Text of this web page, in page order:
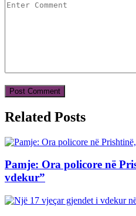
Related Posts
Pamje: Ora policore në
vdekur”